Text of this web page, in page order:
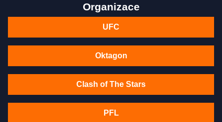
Organizace
UFC
Oktagon
Clash of The Stars
PFL